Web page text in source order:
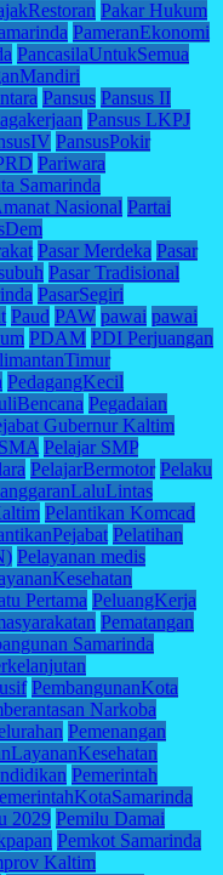
Pakar Hukum
PameranEkonomi
PancasilaUntukSemua
Pansus Pansus II
Pansus LKPJ
PansusPokir
Pariwara
Samarinda
Nasional Partai
Pasar Merdeka Pasar
Pasar Tradisional
PasarSegiri
Paud PAW pawai pawai
PDAM PDI Perjuangan
PedagangKecil
Pegadaian
Gubernur Kaltim
Pelajar SMP
PelajarBermotor Pelaku
Pelantikan Komcad
Pelatihan
Pelayanan medis
Pertama PeluangKerja
Pematangan
Samarinda
PembangunanKota
Narkoba
Pemenangan
Pemerintah
2029 Pemilu Damai
Pemkot Samarinda
Kaltim